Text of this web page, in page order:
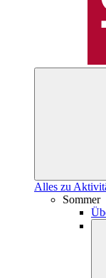
Alles zu
Sommer